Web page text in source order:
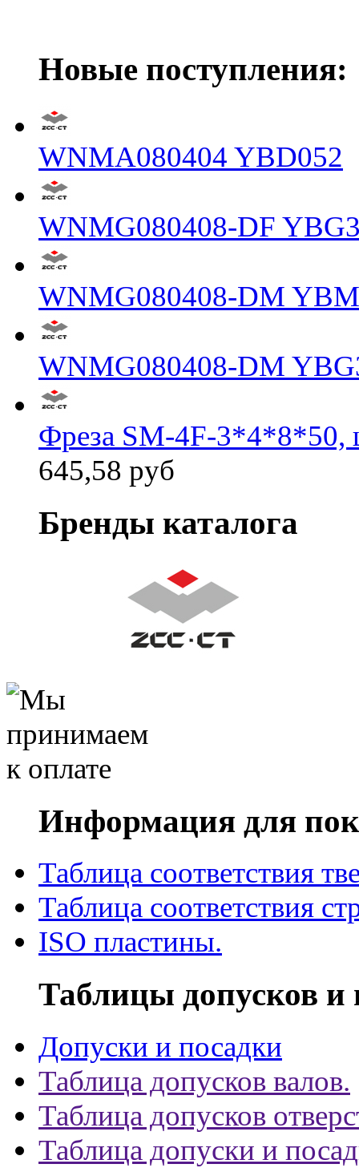
Новые поступления:
WNMA080404 YBD052
WNMG080408-DF
WNMG080408-DM
WNMG080408-DM
Фреза SM-4F-3*4*8*50,
645,58 руб
Бренды каталога
Информация для
Таблица соответствия
Таблица соответствия
ISO пластины.
Таблицы допусков и
Допуски и посадки
Таблица допусков валов.
Таблица допусков
Таблица допуски и